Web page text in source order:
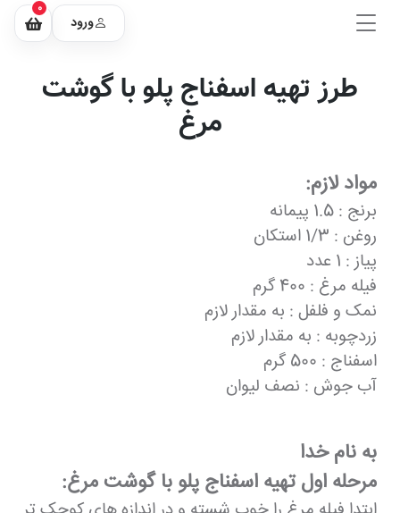
ورود
0
طرز تهیه اسفناج پلو با گوشت
مرغ
مواد لازم:
برنج : 1.5 پیمانه
روغن : 1/3 استکان
پیاز : 1 عدد
فیله مرغ : 400 گرم
نمک و فلفل : به مقدار لازم
زردچوبه : به مقدار لازم
اسفناج : 500 گرم
آب جوش : نصف لیوان
به نام خدا
مرحله اول تهیه اسفناج پلو با گوشت مرغ: